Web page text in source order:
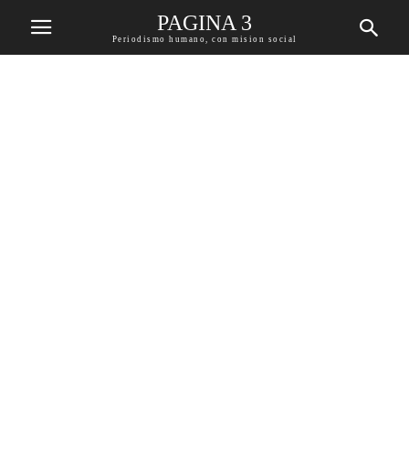
PAGINA 3
Periodismo humano, con mision social